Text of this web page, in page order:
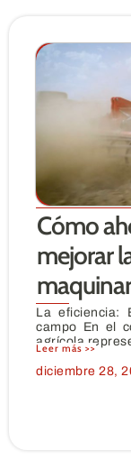
Cómo
mejorar
La eficiencia:
campo En el
agrícola
Leer más >>
diciembre 28,